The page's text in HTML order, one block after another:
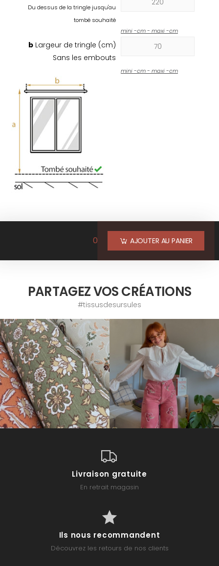
Du dessus de la tringle jusqu'au
tombé souhaité
mini-cm - maxi-cm
b Largeur de tringle (cm)
Sans les embouts
mini-cm - maxi-cm
0 AJOUTER AU PANIER
PARTAGEZ VOS CRÉATIONS
#tissusdesursules
Livraison gratuite
En retrait magasin
Ils nous recommandent
Découvrez les retours de nos clients